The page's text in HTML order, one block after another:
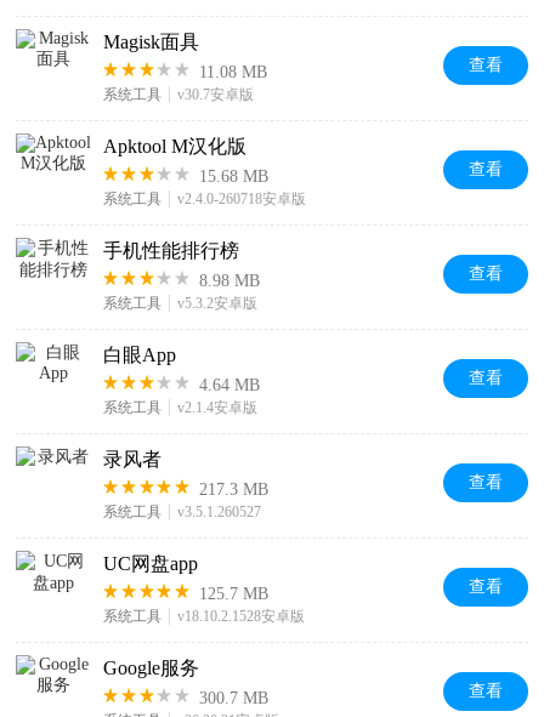
Magisk面具
11.08 MB
系统工具 v30.7安卓版
查看
Apktool M汉化版
15.68 MB
系统工具 v2.4.0-260718安卓版
查看
手机性能排行榜
8.98 MB
系统工具 v5.3.2安卓版
查看
白眼App
4.64 MB
系统工具 v2.1.4安卓版
查看
录风者
217.3 MB
系统工具 v3.5.1.260527
查看
UC网盘app
125.7 MB
系统工具 v18.10.2.1528安卓版
查看
Google服务
300.7 MB 查看